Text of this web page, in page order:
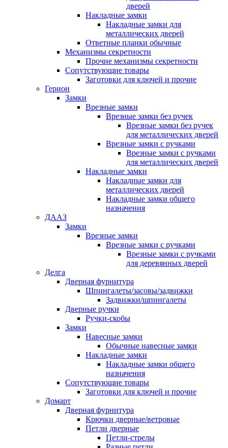
дверей
Накладные замки
Накладные замки для
металлических дверей
Ответные планки обычные
Механизмы секретности
Прочие механизмы секретности
Сопутствующие товары
Заготовки для ключей и прочие
Герион
Замки
Врезные замки
Врезные замки без ручек
Врезные замки без ручек
для металлических дверей
Врезные замки с ручками
Врезные замки с ручками
для металлических дверей
Накладные замки
Накладные замки для
металлических дверей
Накладные замки общего
назначения
ДААЗ
Замки
Врезные замки
Врезные замки с ручками
Врезные замки с ручками
для деревянных дверей
Делга
Дверная фурнитура
Шпингалеты/засовы/задвижки
Задвижки/шпингалеты
Дверные ручки
Ручки-скобы
Замки
Навесные замки
Обычные навесные замки
Накладные замки
Накладные замки общего
назначения
Сопутствующие товары
Заготовки для ключей и прочие
Домарт
Дверная фурнитура
Крючки дверные/ветровые
Петли дверные
Петли-стрелы